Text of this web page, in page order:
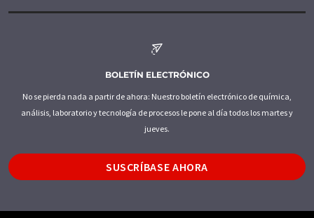
BOLETÍN ELECTRÓNICO
No se pierda nada a partir de ahora: Nuestro boletín electrónico de química,
análisis, laboratorio y tecnología de procesos le pone al día todos los martes y
jueves.
SUSCRÍBASE AHORA